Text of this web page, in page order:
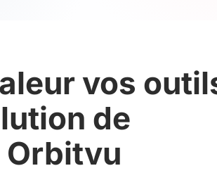
vos
de
Orbitvu